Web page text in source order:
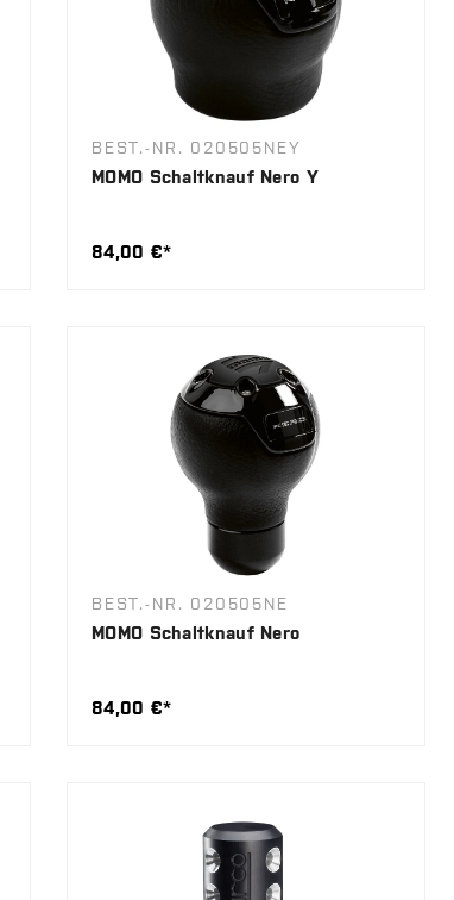
BEST.-NR. 020505NEY
MOMO Schaltknauf Nero Y
84,00 €*
BEST.-NR. 020505NE
MOMO Schaltknauf Nero
84,00 €*